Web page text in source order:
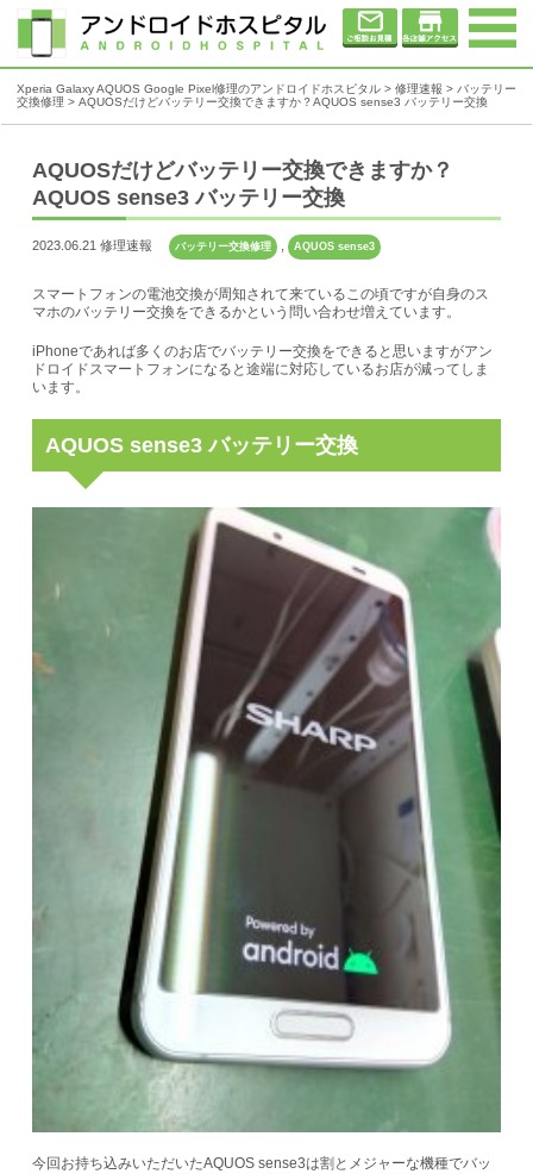
Xperia Galaxy AQUOS Google Pixel修理のアンドロイドホスピタル > 修理速報 > バッテリー
交換修理 > AQUOSだけどバッテリー交換できますか？AQUOS sense3 バッテリー交換
AQUOSだけどバッテリー交換できますか？
AQUOS sense3 バッテリー交換
2023.06.21 修理速報 バッテリー交換修理 , AQUOS sense3
スマートフォンの電池交換が周知されて来ているこの頃ですが自身のス
マホのバッテリー交換をできるかという問い合わせ増えています。
iPhoneであれば多くのお店でバッテリー交換をできると思いますがアン
ドロイドスマートフォンになると途端に対応しているお店が減ってしま
います。
AQUOS sense3 バッテリー交換
今回お持ち込みいただいたAQUOS sense3は割とメジャーな機種でバッ